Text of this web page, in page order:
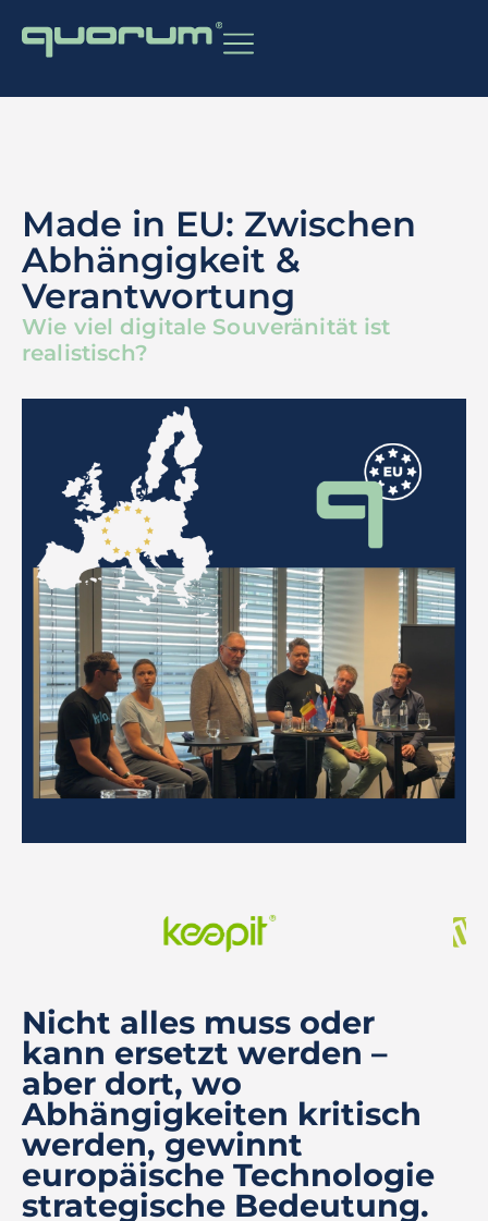
Made in EU: Zwischen
Abhängigkeit &
Verantwortung
Wie viel digitale Souveränität ist
realistisch?
Nicht alles muss oder
kann ersetzt werden –
aber dort, wo
Abhängigkeiten kritisch
werden, gewinnt
europäische Technologie
strategische Bedeutung.